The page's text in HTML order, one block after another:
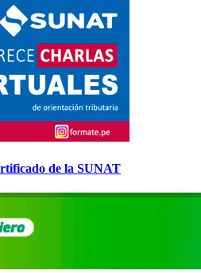
de la SUNAT